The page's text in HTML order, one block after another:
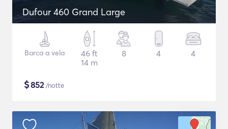
Dufour 460 Grand Large
Barca a vela
46 ft
14 m
8 4 4
$852/notte